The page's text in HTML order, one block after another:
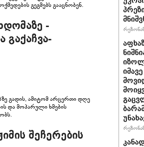
გეგმებს გააცნობენ.
-
გაქაჩვა-
გადის, ამიტომ არცერთი დღე
და მოპარული ხმების
შეჩერების